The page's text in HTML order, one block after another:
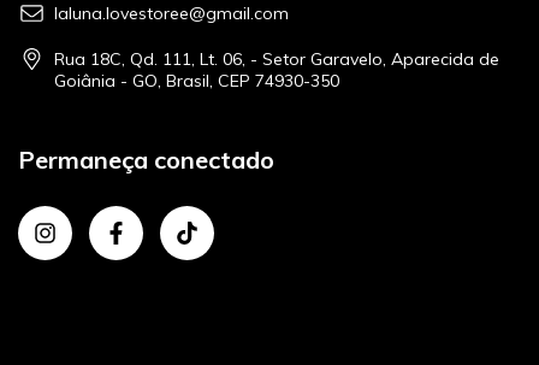
laluna.lovestoree@gmail.com
Rua 18C, Qd. 111, Lt. 06, - Setor Garavelo, Aparecida de
Goiânia - GO, Brasil, CEP 74930-350
Permaneça conectado